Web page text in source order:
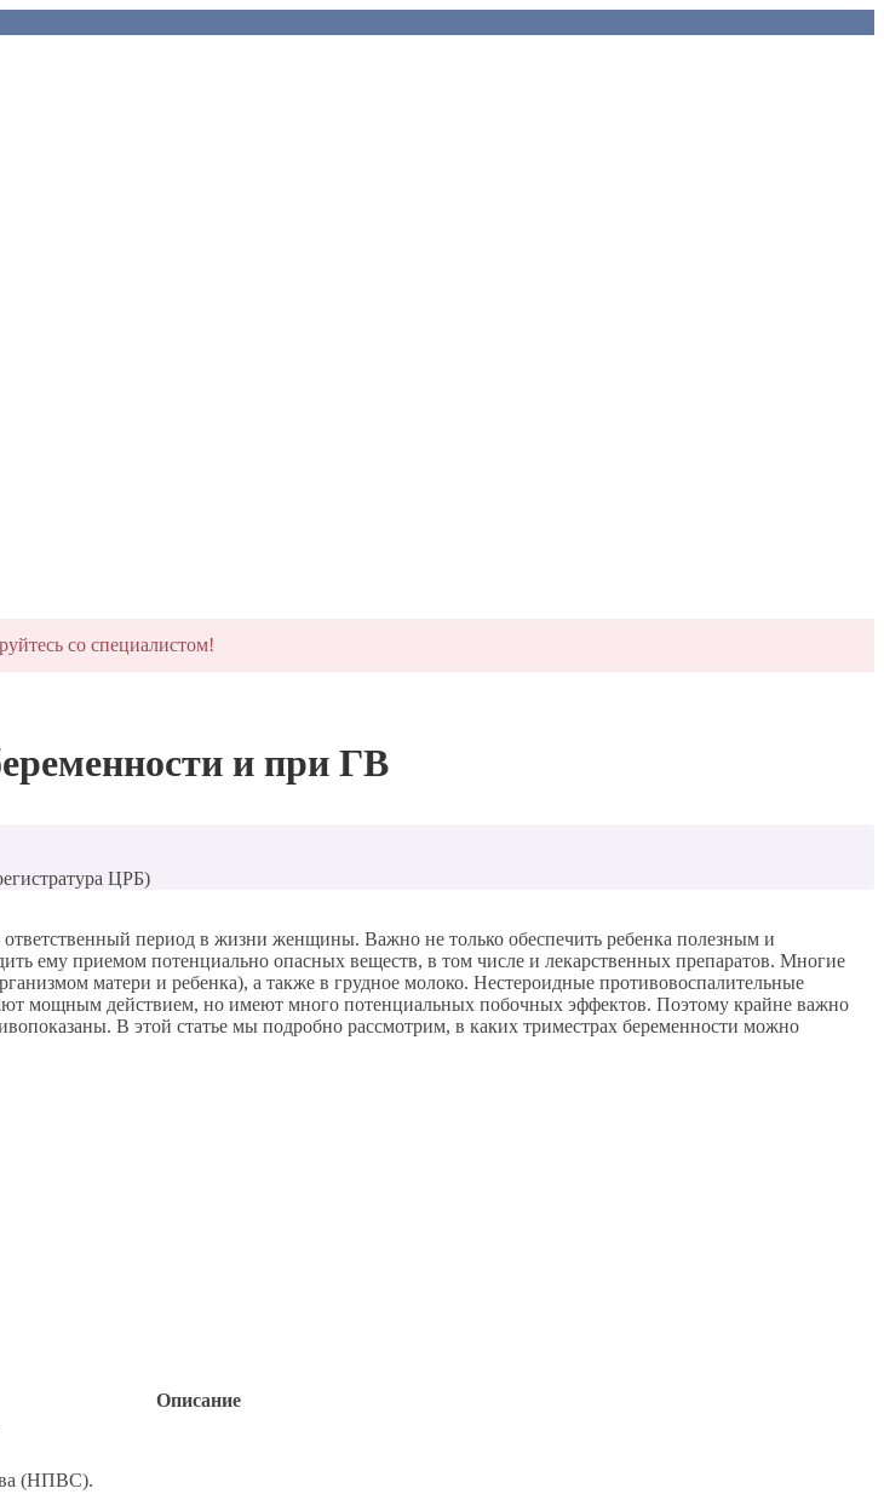
со специалистом!
и при ГВ
ЦРБ)
период в жизни женщины. Важно не только обеспечить ребенка полезным и
ему приемом потенциально опасных веществ, в том числе и лекарственных препаратов. Многие
матери и ребенка), а также в грудное молоко. Нестероидные противовоспалительные
мощным действием, но имеют много потенциальных побочных эффектов. Поэтому крайне важно
В этой статье мы подробно рассмотрим, в каких триместрах беременности можно
Описание
(НПВС).